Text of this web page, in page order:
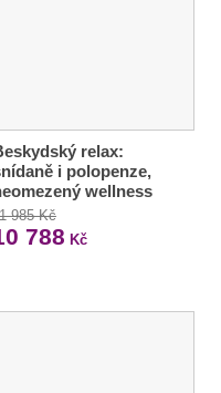
relax:
i polopenze,
wellness
985 Kč
788 Kč